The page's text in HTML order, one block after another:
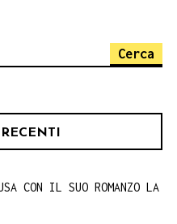
CON IL SUO ROMANZO LA